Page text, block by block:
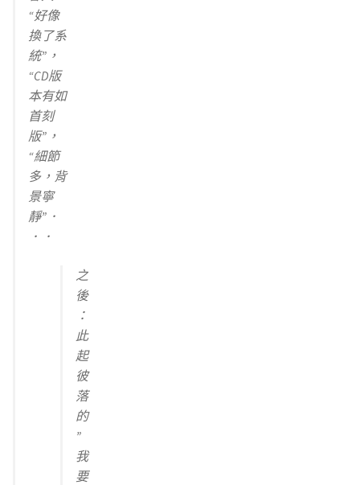
“好像
換了系
統”，
“CD版
本有如
首刻
版”，
“細節
多，背
景寧
靜”．
．．
之
後
：
此
起
彼
落
的
”
我
要